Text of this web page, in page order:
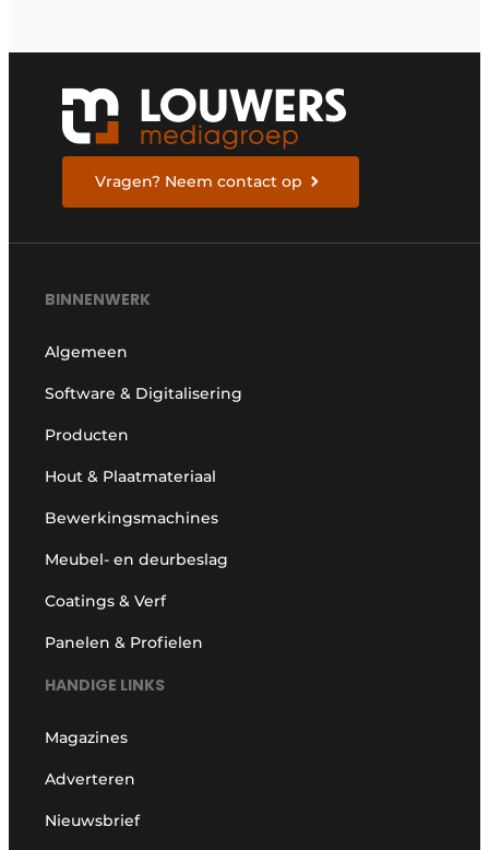
Vragen? Neem contact op
BINNENWERK
Algemeen
Software & Digitalisering
Producten
Hout & Plaatmateriaal
Bewerkingsmachines
Meubel- en deurbeslag
Coatings & Verf
Panelen & Profielen
HANDIGE LINKS
Magazines
Adverteren
Nieuwsbrief